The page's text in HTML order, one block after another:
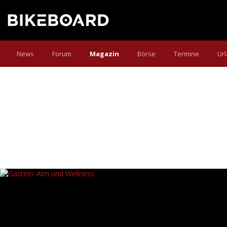
News Forum Magazin Börse Termine